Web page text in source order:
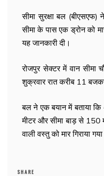
सीमा सुरक्षा बल (बीएसएफ)
सीमा के पास एक ड्रोन को
यह जानकारी दी।
रोजपुर सेक्टर में वान सीमा
शुक्रवार रात करीब 11
बल ने एक बयान में बताया
मीटर और सीमा बाड़ से 150
वाली वस्तु को मार गिराया
SHARE